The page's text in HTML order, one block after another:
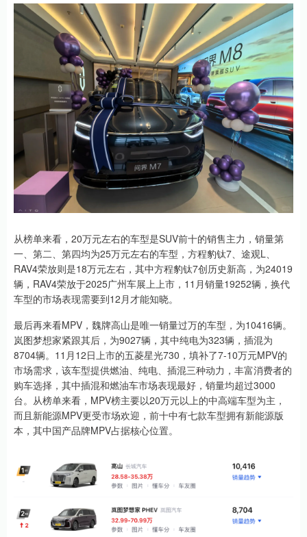
从榜单来看，20万元左右的车型是SUV前十的销售主力，销量第
一、第二、第四均为25万元左右的车型，方程豹钛7、途观L、
RAV4荣放则是18万元左右，其中方程豹钛7创历史新高，为24019
辆，RAV4荣放于2025广州车展上上市，11月销量19252辆，换代
车型的市场表现需要到12月才能知晓。
最后再来看MPV，魏牌高山是唯一销量过万的车型，为10416辆。
岚图梦想家紧跟其后，为9027辆，其中纯电为323辆，插混为
8704辆。11月12日上市的五菱星光730，填补了7-10万元MPV的
市场需求，该车型提供燃油、纯电、插混三种动力，丰富消费者的
购车选择，其中插混和燃油车市场表现最好，销量均超过3000
台。从榜单来看，MPV榜主要以20万元以上的中高端车型为主，
而且新能源MPV更受市场欢迎，前十中有七款车型拥有新能源版
本，其中国产品牌MPV占据核心位置。